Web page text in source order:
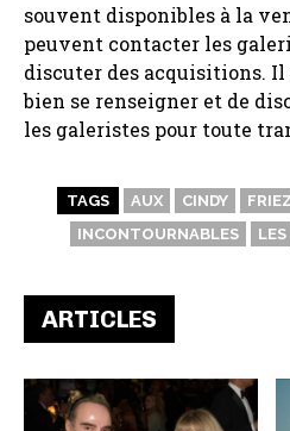
souvent disponibles à la
peuvent contacter les
discuter des acquisitions. Il
bien se renseigner et de
les galeristes pour toute
TAGS AUX CINDY
INCONTOURNABLES
LES
ARTICLES